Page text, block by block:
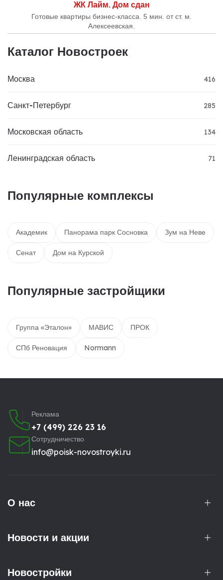
ЖК Лайм. Дом сдан
Готовые квартиры бизнес-класса. 5 мин. от ст. м.
Алексеевская.
Каталог Новостроек
Москва 416
Санкт-Петербург 285
Московская область 134
Ленинградская область 71
Популярные комплексы
Академик Панорама парк Сосновка Зум на Неве
Сенат Дом на Курской
Популярные застройщики
Группа «Эталон» МАВИС ПРОК
СПб Реновация Normann
Реклама
+7 (499) 226 23 16
Сотрудничество
info@poisk-novostroyki.ru
О нас
Новости и акции
Новостройки